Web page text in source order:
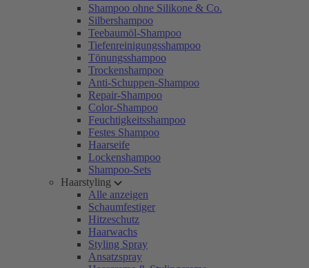
Shampoo ohne Silikone & Co.
Silbershampoo
Teebaumöl-Shampoo
Tiefenreinigungsshampoo
Tönungsshampoo
Trockenshampoo
Anti-Schuppen-Shampoo
Repair-Shampoo
Color-Shampoo
Feuchtigkeitsshampoo
Festes Shampoo
Haarseife
Lockenshampoo
Shampoo-Sets
Haarstyling
Alle anzeigen
Schaumfestiger
Hitzeschutz
Haarwachs
Styling Spray
Ansatzspray